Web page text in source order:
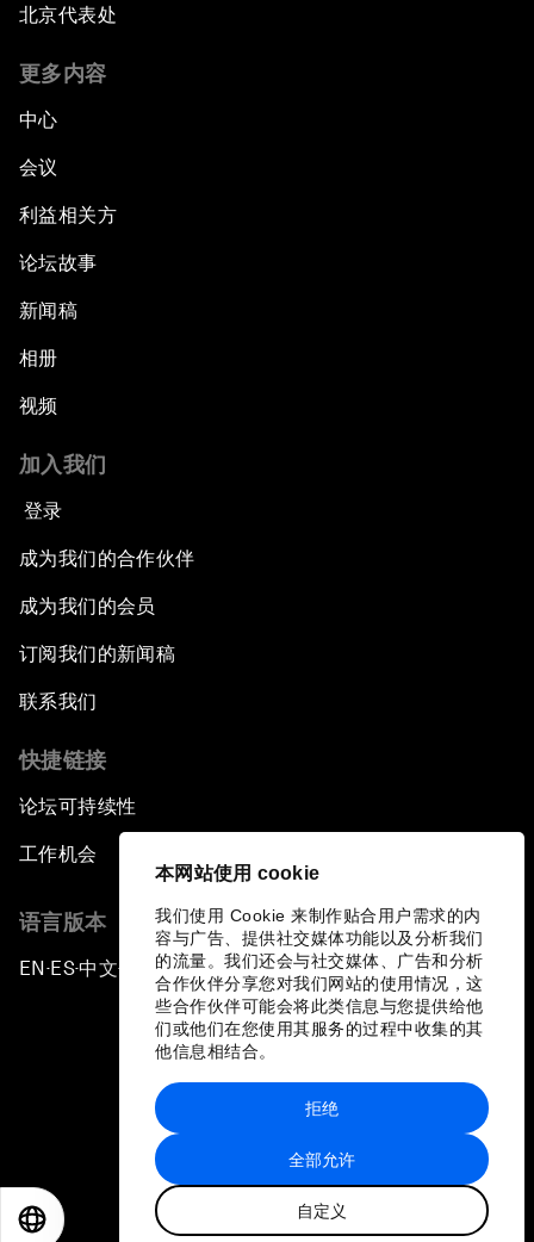
本网站使用 cookie
我们使用 Cookie 来制作贴合用户需求的内
容与广告、提供社交媒体功能以及分析我们
的流量。我们还会与社交媒体、广告和分析
合作伙伴分享您对我们网站的使用情况，这
些合作伙伴可能会将此类信息与您提供给他
们或他们在您使用其服务的过程中收集的其
他信息相结合。
全部允许
自定义
拒绝
北京代表处
更多内容
中心
会议
利益相关方
论坛故事
新闻稿
相册
视频
加入我们
登录
成为我们的合作伙伴
成为我们的会员
订阅我们的新闻稿
联系我们
快捷链接
论坛可持续性
工作机会
语言版本
EN ▪ES▪中文▪ 日本語
站点地图
世界经济论坛